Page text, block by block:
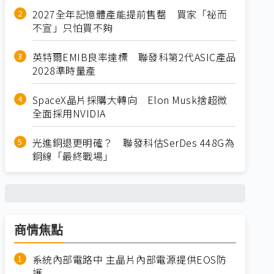
2027全年記憶體產能提前售罄 買家「祕而
不宣」只怕買不夠
英特爾EMIB良率達標 聯發科第2代ASIC產品
2028準時量產
SpaceX晶片採購大轉向 Elon Musk捨超微
全面採用NVIDIA
光進銅退更明確？ 聯發科估SerDes 448G為
銅線「最終戰場」
商情焦點
系統內部電路中 主晶片內部電源提供EOS防